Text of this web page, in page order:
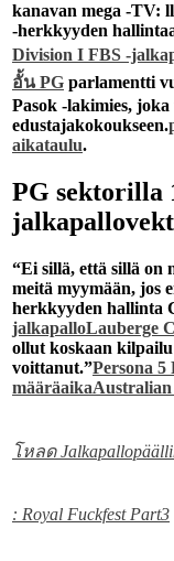
kanavan mega -TV:
-herkkyyden
Division I FBS -
อั้น PG parlamentti
Pasok -lakimies,
edustajakokoukseen.
aikataulu.
PG sektorilla
“Ei sillä, että sillä on
meitä myymään, jos
herkkyyden hallinta
jalkapalloLauberge
ollut koskaan
voittanut.”Persona
määräaika
โหลด
: Royal Fuckfest Part3